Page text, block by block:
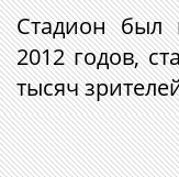
Стадион был
2012 годов,
тысяч